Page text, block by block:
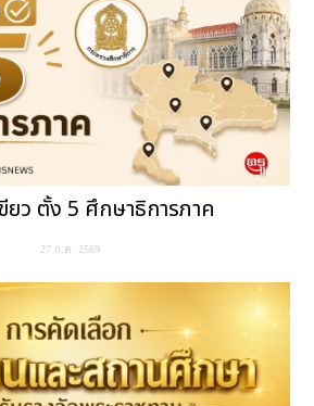
ยว ตั้ง 5 ศึกษาธิการภาค
27 ก.ค. 2569